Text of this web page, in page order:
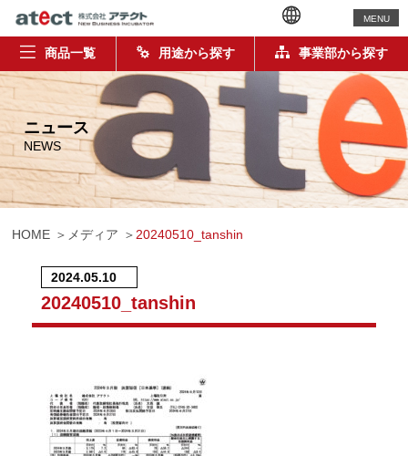
MENU
商品一覧 用途から探す 事業部から探す
ニュース
NEWS
HOME メディア 20240510_tanshin
2024.05.10
20240510_tanshin